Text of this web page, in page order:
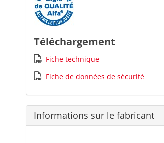
Téléchargement
Fiche technique
Fiche de données de sécurité
Informations sur le fabricant